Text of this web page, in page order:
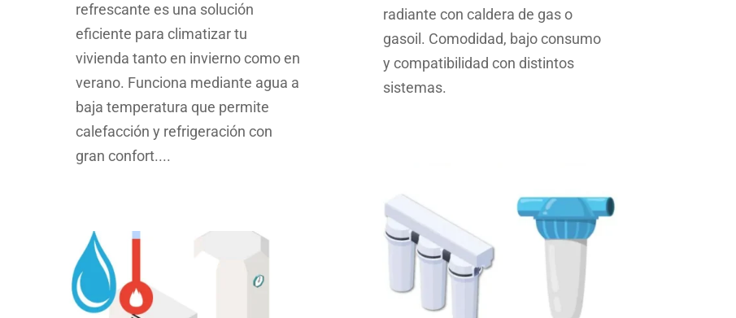
refrescante es una solución
eficiente para climatizar tu
vivienda tanto en invierno como en
verano. Funciona mediante agua a
baja temperatura que permite
calefacción y refrigeración con
gran confort....
radiante con caldera de gas o
gasoil. Comodidad, bajo consumo
y compatibilidad con distintos
sistemas.